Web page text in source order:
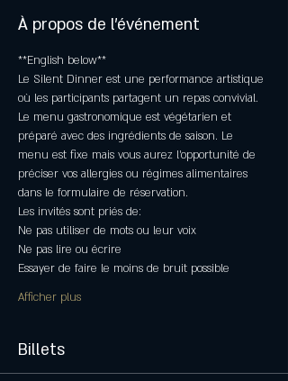
À propos de l'événement
**English below**
Le Silent Dinner est une performance artistique
où les participants partagent un repas convivial.
Le menu gastronomique est végétarien et
préparé avec des ingrédients de saison. Le
menu est fixe mais vous aurez l’opportunité de
préciser vos allergies ou régimes alimentaires
dans le formulaire de réservation.
Les invités sont priés de:
Ne pas utiliser de mots ou leur voix
Ne pas lire ou écrire
Essayer de faire le moins de bruit possible
Afficher plus
Billets